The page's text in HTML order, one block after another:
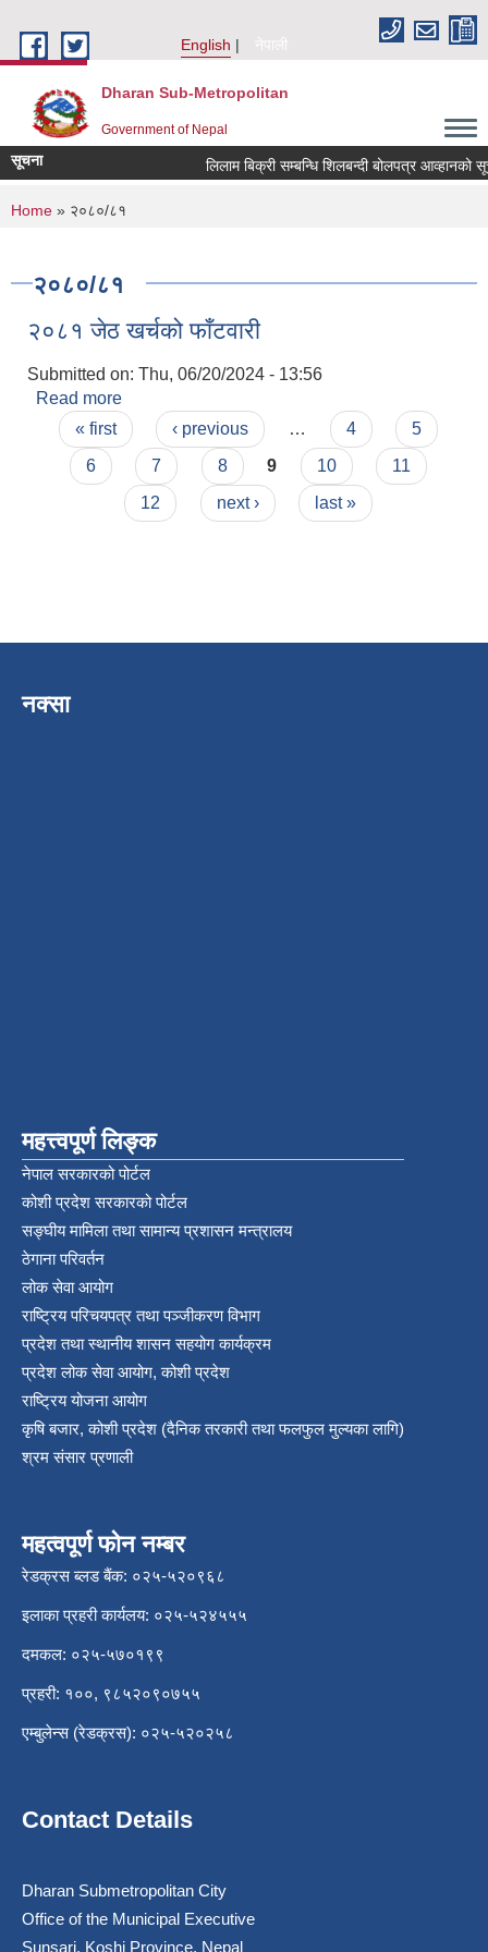
English
नेपाली
Dharan Sub-Metropolitan
Government of Nepal
सूचना लिलाम बिक्री सम्बन्धि शिलबन्दी बोलपत्र
You are here
Home » २०८०/८१
२०८०/८१
२०८१ जेठ खर्चको फाँटवारी
Submitted on: Thu, 06/20/2024 - 13:56
Read more
Pages
« first ‹ previous … 4
5
6
7 8 9 10
11
12
next › last »
नक्सा
महत्त्वपूर्ण लिङ्क
नेपाल सरकारको पोर्टल
कोशी प्रदेश सरकारको पोर्टल
सङ्‍घीय मामिला तथा सामान्य प्रशासन मन्त्रालय
ठेगाना परिवर्तन
लोक सेवा आयोग
राष्ट्रिय परिचयपत्र तथा पञ्‍जीकरण विभाग
प्रदेश तथा स्थानीय शासन सहयोग कार्यक्रम
प्रदेश लोक सेवा आयोग, कोशी प्रदेश
राष्ट्रिय योजना आयोग
कृषि बजार, कोशी प्रदेश (दैनिक तरकारी तथा फलफुल मुल्यका लागि)
श्रम संसार प्रणाली
महत्वपूर्ण फोन नम्बर
रेडक्रस ब्लड बैंक: ०२५-५२०९६८
इलाका प्रहरी कार्यलय: ०२५-५२४५५५
दमकल: ०२५-५७०१९९
प्रहरी: १००, ९८५२०९०७५५
एम्बुलेन्स (रेडक्रस): ०२५-५२०२५८
Contact Details
Dharan Submetropolitan City
Office of the Municipal Executive
Sunsari, Koshi Province, Nepal